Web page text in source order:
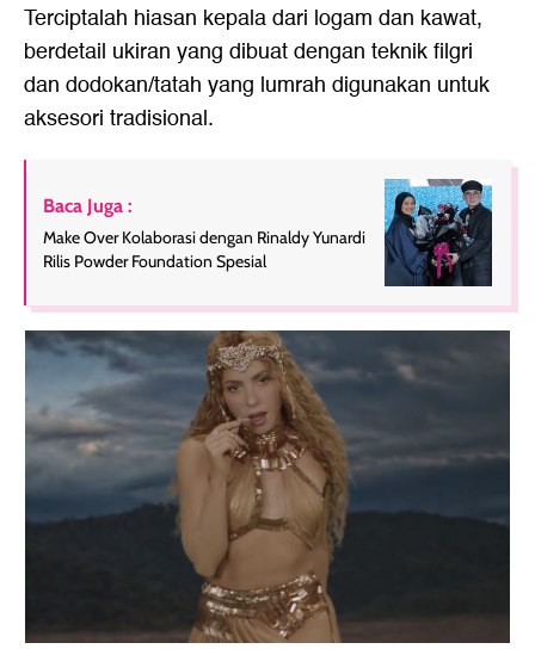
Terciptalah hiasan kepala dari logam dan kawat,
berdetail ukiran yang dibuat dengan teknik filgri
dan dodokan/tatah yang lumrah digunakan untuk
aksesori tradisional.
Baca Juga :
Make Over Kolaborasi dengan Rinaldy Yunardi
Rilis Powder Foundation Spesial